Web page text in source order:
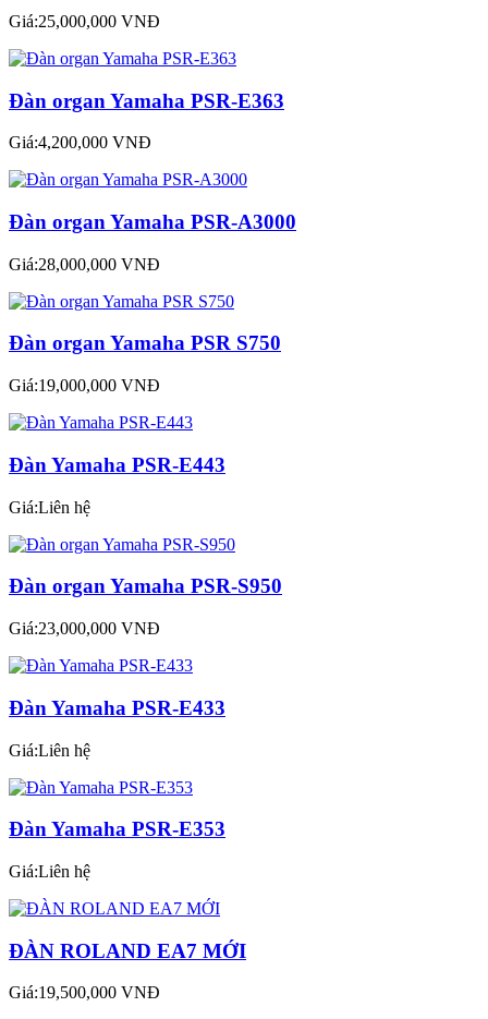
Giá:25,000,000 VNĐ
Đàn organ Yamaha PSR-E363
Giá:4,200,000 VNĐ
Đàn organ Yamaha PSR-A3000
Giá:28,000,000 VNĐ
Đàn organ Yamaha PSR S750
Giá:19,000,000 VNĐ
Đàn Yamaha PSR-E443
Giá:Liên hệ
Đàn organ Yamaha PSR-S950
Giá:23,000,000 VNĐ
Đàn Yamaha PSR-E433
Giá:Liên hệ
Đàn Yamaha PSR-E353
Giá:Liên hệ
ĐÀN ROLAND EA7 MỚI
Giá:19,500,000 VNĐ